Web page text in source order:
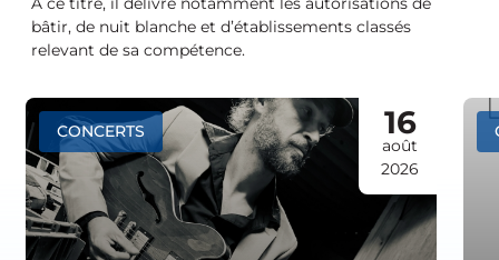
bâtir, de nuit blanche et d’établissements classés
relevant de sa compétence.
CONCERTS 16
août
2026